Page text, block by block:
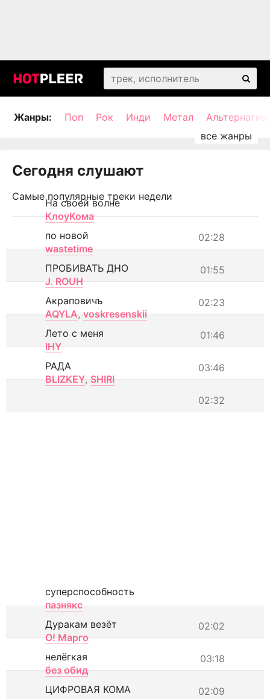
Жанры: Поп Рок Инди Метал
Сегодня слушают
Самые популярные треки недели
На своей волне
КлоуКома
02:28
по новой
wastetime
01:55
ПРОБИВАТЬ ДНО
J. ROUH
02:23
Акраповичъ
AQYLA, voskresenskii
01:46
Лето с меня
IHY
03:46
РАДА
BLIZKEY, SHIRI
02:32
суперспособность
пазнякс
02:02
Дуракам везёт
О! Марго
03:18
нелёгкая
без обид
02:09
ЦИФРОВАЯ КОМА